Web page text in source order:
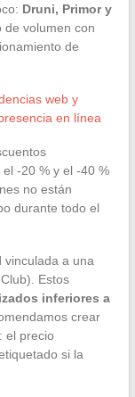
Druni, Primor y
de volumen con
de
web y
en línea
-20 % y el -40 %
no están
durante todo el
vinculada a una
Estos
inferiores a
crear
el precio
si la